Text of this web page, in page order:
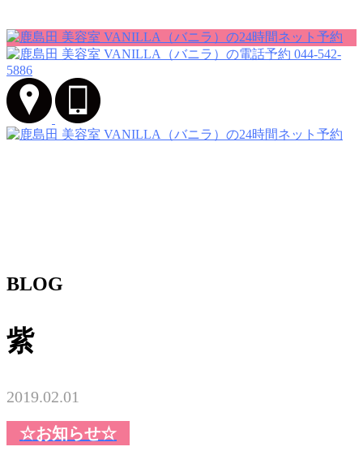
044-542-
5886
BLOG
紫
2019.02.01
☆お知らせ☆